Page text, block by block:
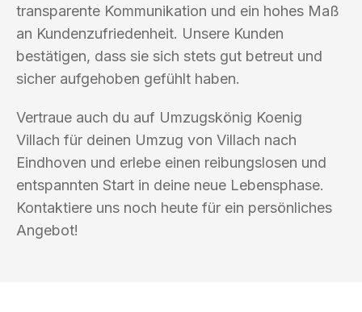
transparente Kommunikation und ein hohes Maß
an Kundenzufriedenheit. Unsere Kunden
bestätigen, dass sie sich stets gut betreut und
sicher aufgehoben gefühlt haben.
Vertraue auch du auf Umzugskönig Koenig
Villach für deinen Umzug von Villach nach
Eindhoven und erlebe einen reibungslosen und
entspannten Start in deine neue Lebensphase.
Kontaktiere uns noch heute für ein persönliches
Angebot!